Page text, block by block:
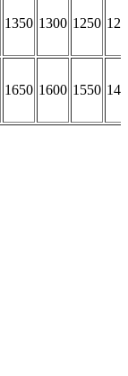
1350 1300 1250
1650 1600 1550